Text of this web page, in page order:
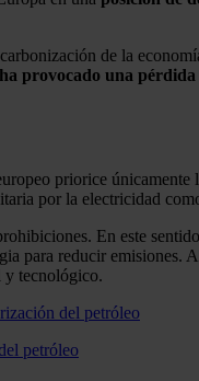
de la
provocado una
priorice únicamente
por la electricidad
En este
para reducir
y tecnológico.
petróleo